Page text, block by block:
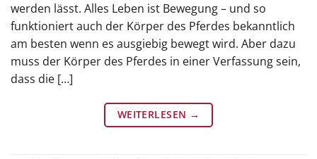
werden lässt. Alles Leben ist Bewegung – und so
funktioniert auch der Körper des Pferdes bekanntlich
am besten wenn es ausgiebig bewegt wird. Aber dazu
muss der Körper des Pferdes in einer Verfassung sein,
dass die […]
WEITERLESEN →